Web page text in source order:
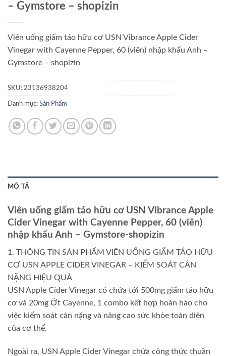
– Gymstore – shopizin
Viên uống giấm táo hữu cơ USN Vibrance Apple Cider
Vinegar with Cayenne Pepper, 60 (viên) nhập khẩu Anh –
Gymstore – shopizin
SKU: 23136938204
Danh mục: Sản Phẩm
MÔ TẢ
Viên uống giấm táo hữu cơ USN Vibrance Apple
Cider Vinegar with Cayenne Pepper, 60 (viên)
nhập khẩu Anh – Gymstore-shopizin
1. THÔNG TIN SẢN PHẨM VIÊN UỐNG GIẤM TÁO HỮU
CƠ USN APPLE CIDER VINEGAR – KIỂM SOÁT CÂN
NẶNG HIỆU QUẢ
USN Apple Cider Vinegar có chứa tới 500mg giấm táo hữu
cơ và 20mg Ớt Cayenne, 1 combo kết hợp hoàn hảo cho
việc kiểm soát cân nặng và nâng cao sức khỏe toàn diện
của cơ thể.
Ngoài ra, USN Apple Cider Vinegar chứa công thức thuần